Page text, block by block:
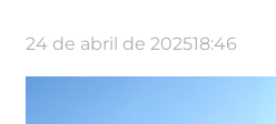
24 de abril de 202518:46